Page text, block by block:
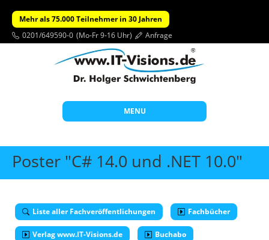
Mehr als 75.000 Teilnehmer in 30 Jahren
0201/649590-0 (Mo-Fr 9-16 Uhr) Anfrage
MENU
Start
Themen
Individuelle Schulungen
Offene Seminare
Poster "C# 14.0 und .NET 10.0"
Liste aller Fachveröffentlichungen Fachbücher
Verlag www.IT-Visions.de Buchabo